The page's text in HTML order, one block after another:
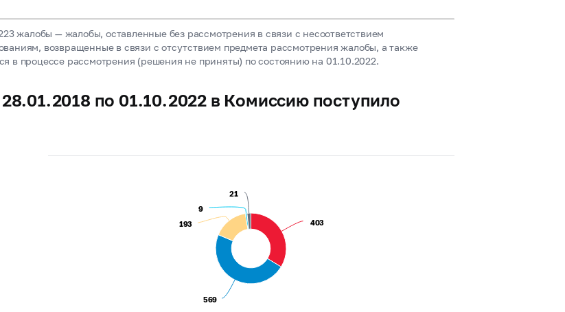
жалобы — жалобы, оставленные без рассмотрения в связи с несоответствием
возвращенные в связи с отсутствием предмета рассмотрения жалобы, а также
в процессе рассмотрения (решения не приняты) по состоянию на 01.10.2022.
по 01.10.2022 в Комиссию поступило
403
403
569
569
193
193
9
9
21
21